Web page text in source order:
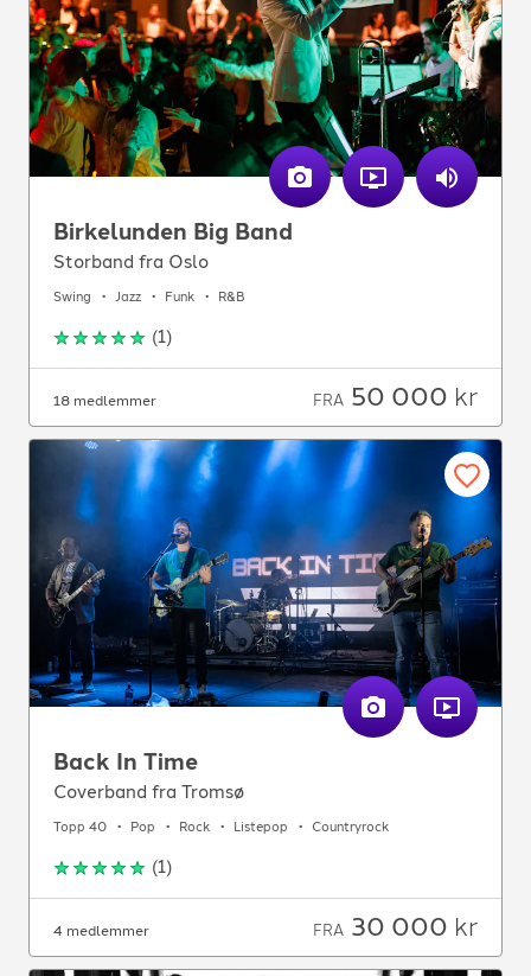
Birkelunden Big Band
Storband fra Oslo
Swing Jazz Funk R&B
(1)
18 medlemmer FRA 50 000 kr
Back In Time
Coverband fra Tromsø
Topp 40 Pop Rock Listepop Countryrock
(1)
4 medlemmer FRA 30 000 kr